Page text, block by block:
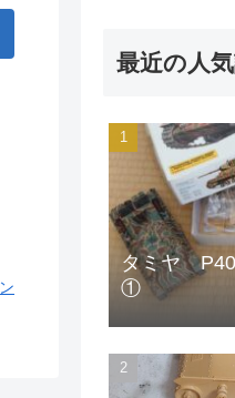
最近の人
タミヤ
①